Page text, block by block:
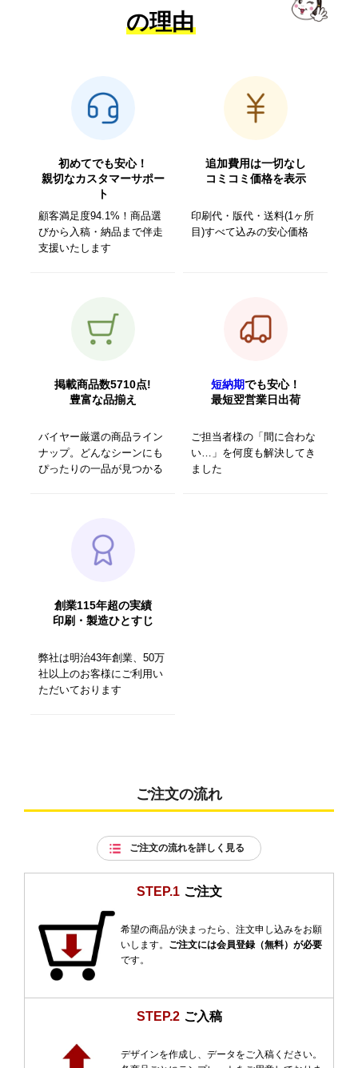
の理由
初めてでも安心！
親切なカスタマーサポー
ト
顧客満足度94.1%！商品選
びから入稿・納品まで伴走
支援いたします
追加費用は一切なし
コミコミ価格を表示
印刷代・版代・送料(1ヶ所
目)すべて込みの安心価格
掲載商品数5710点!
豊富な品揃え
バイヤー厳選の商品ライン
ナップ。どんなシーンにも
ぴったりの一品が見つかる
短納期でも安心！
最短翌営業日出荷
ご担当者様の「間に合わな
い…」を何度も解決してき
ました
創業115年超の実績
印刷・製造ひとすじ
弊社は明治43年創業、50万
社以上のお客様にご利用い
ただいております
ご注文の流れ
ご注文の流れを詳しく見る
STEP.1 ご注文
希望の商品が決まったら、注文申し込みをお願
いします。 ご注文には会員登録（無料）が必要
です。
STEP.2 ご入稿
デザインを作成し、データをご入稿ください。